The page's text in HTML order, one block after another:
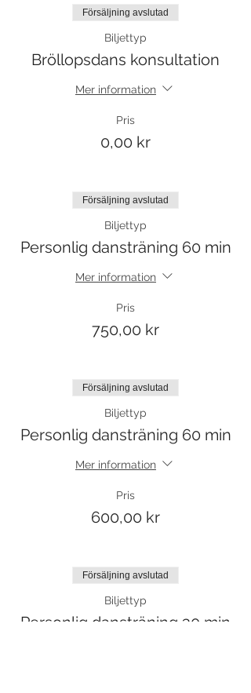
Försäljning avslutad
Biljettyp
Bröllopsdans konsultation
Mer information
Pris
0,00 kr
Försäljning avslutad
Biljettyp
Personlig dansträning 60 min
Mer information
Pris
750,00 kr
Försäljning avslutad
Biljettyp
Personlig dansträning 60 min
Mer information
Pris
600,00 kr
Försäljning avslutad
Biljettyp
Personlig dansträning 30 min